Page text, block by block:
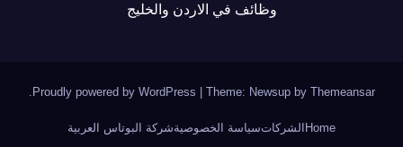
وظائف في الاردن والخليج
Proudly powered by WordPress | Theme: Newsup by Themeansar
Home الشركاتسياسة الخصوصيةشركة البوتاس العربية